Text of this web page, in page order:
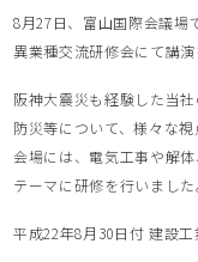
8月27日、富山国際会議場
異業種交流研修会にて講演
阪神大震災も経験した当
防災等について、様々な視
会場には、電気工事や解
テーマに研修を行いました
平成22年8月30日付 建設